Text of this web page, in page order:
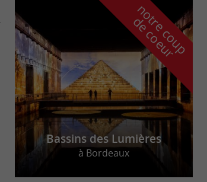
n
o
t
r
e
c
o
u
p
d
e
c
o
e
u
r
Bassins des Lumières
à Bordeaux